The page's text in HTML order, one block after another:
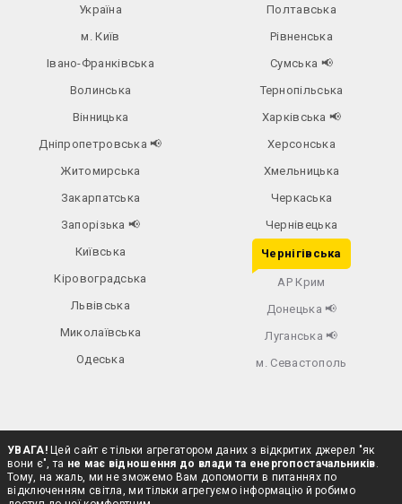
Україна
м. Київ
Івано-Франківська
Волинська
Вінницька
Дніпропетровська📢
Житомирська
Закарпатська
Запорізька 📢
Київська
Кіровоградська
Львівська
Миколаївська
Одеська
Полтавська
Рівненська
Сумська 📢
Тернопільська
Харківська 📢
Херсонська
Хмельницька
Черкаська
Чернівецька
Чернігівська
АР Крим
Донецька 📢
Луганська 📢
м. Севастополь
УВАГА!Цей сайт є тільки агрегатором даних з відкритих джерел "як
вони є", та не має відношення до влади та енергопостачальників.
Тому, на жаль, ми не зможемо Вам допомогти в питаннях по
відключенням світла, ми тільки агрегуємо інформацію й робимо